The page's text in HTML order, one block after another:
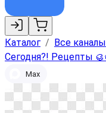
Каталог / Все каналы
Сегодня?! Рецепты
Max